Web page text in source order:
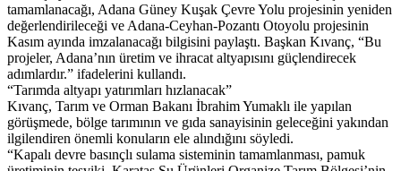
tamamlanacağı, Adana Güney Kuşak Çevre Yolu projesinin yeniden
değerlendirileceği ve Adana-Ceyhan-Pozantı Otoyolu projesinin
Kasım ayında imzalanacağı bilgisini paylaştı. Başkan Kıvanç, “Bu
projeler, Adana’nın üretim ve ihracat altyapısını güçlendirecek
adımlardır.” ifadelerini kullandı.
“Tarımda altyapı yatırımları hızlanacak”
Kıvanç, Tarım ve Orman Bakanı İbrahim Yumaklı ile yapılan
görüşmede, bölge tarımının ve gıda sanayisinin geleceğini yakından
ilgilendiren önemli konuların ele alındığını söyledi.
“Kapalı devre basınçlı sulama sisteminin tamamlanması, pamuk